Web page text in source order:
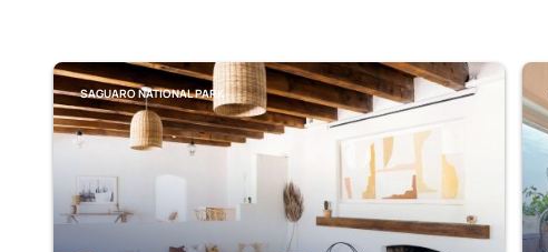
SAGUARO NATIONAL PARK